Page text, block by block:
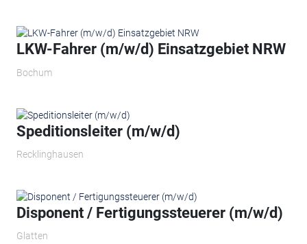
LKW-Fahrer (m/w/d) Einsatzgebiet NRW
Bochum
Speditionsleiter (m/w/d)
Recklinghausen
Disponent / Fertigungssteuerer (m/w/d)
Glatten